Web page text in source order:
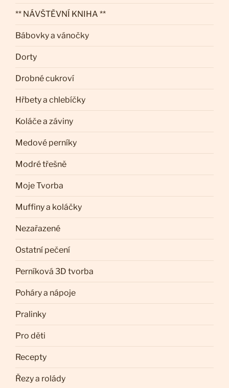
** NÁVŠTĚVNÍ KNIHA **
Bábovky a vánočky
Dorty
Drobné cukroví
Hřbety a chlebíčky
Koláče a záviny
Medové perníky
Modré třešně
Moje Tvorba
Muffiny a koláčky
Nezařazené
Ostatní pečení
Perníková 3D tvorba
Poháry a nápoje
Pralinky
Pro děti
Recepty
Řezy a rolády